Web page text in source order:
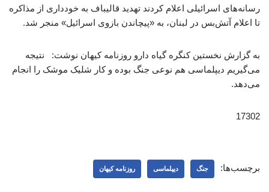
رسانه‌های اسرائیلی اعلام کردند تهدید قالیباف به خودداری از مذاکره
تا اعلام آتش‌بس در لبنان، به «پیچاندن بازوی اسرائیل» منجر شد.
به گزارش نخستین کنگره گیاه دارو روزنامه کیهان نوشت: نتیجه
می‌گیریم دیپلماسی هم نوعی جنگ بوده و کار شلیک موشک را انجام
می‌دهد.
17302
برچسب‌ها: جنگ دیپلماسی روزنامه کیهان